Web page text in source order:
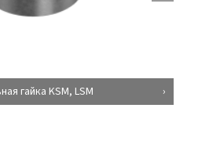
гайка KSM, LSM